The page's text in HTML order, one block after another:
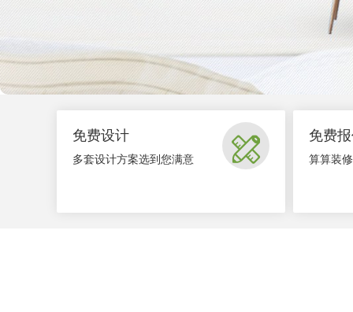
免费设计
多套设计方案选到您满意  免费
算算装